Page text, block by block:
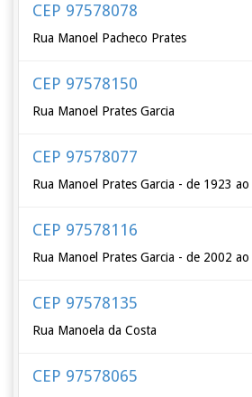
CEP 97578078
Rua Manoel Pacheco Prates
CEP 97578150
Rua Manoel Prates Garcia
CEP 97578077
Rua Manoel Prates Garcia - de 1923
CEP 97578116
Rua Manoel Prates Garcia - de 2002
CEP 97578135
Rua Manoela da Costa
CEP 97578065